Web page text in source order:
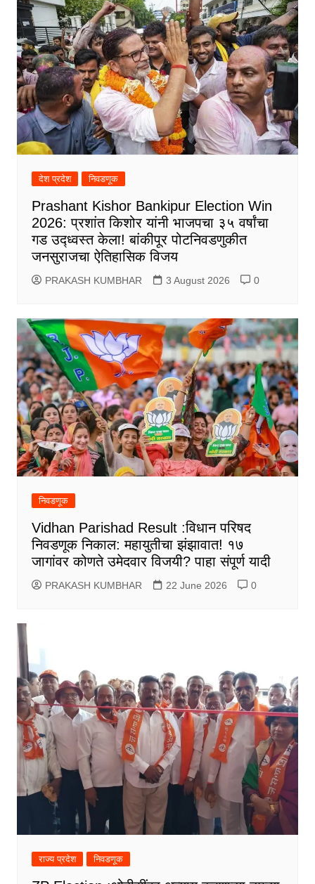
देश प्रदेश निवडणूक
Prashant Kishor Bankipur Election Win
2026: प्रशांत किशोर यांनी भाजपचा ३५ वर्षांचा
गड उद्ध्वस्त केला! बांकीपूर पोटनिवडणुकीत
जनसुराजचा ऐतिहासिक विजय
PRAKASH KUMBHAR 3 August 2026 0
निवडणूक
Vidhan Parishad Result :विधान परिषद
निवडणूक निकाल: महायुतीचा झंझावात! १७
जागांवर कोणते उमेदवार विजयी? पाहा संपूर्ण यादी
PRAKASH KUMBHAR 22 June 2026 0
राज्य प्रदेश निवडणूक